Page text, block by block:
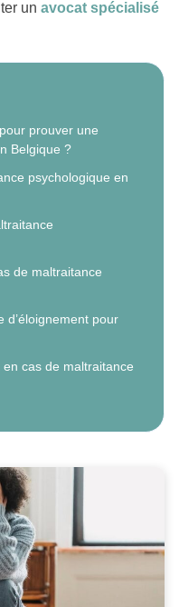
un avocat spécialisé
prouver une
Belgique ?
psychologique en
de maltraitance
d’éloignement pour
cas de maltraitance